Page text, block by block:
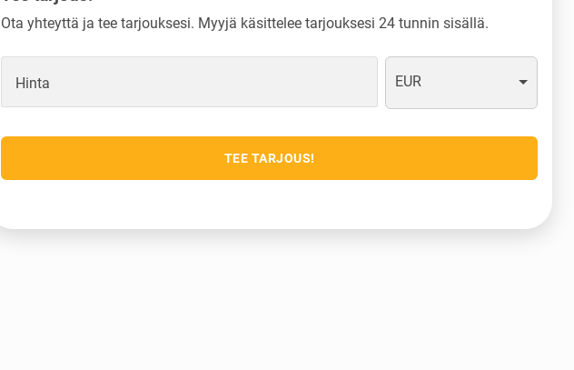
Ota yhteyttä ja tee tarjouksesi. Myyjä käsittelee tarjouksesi 24 tunnin sisällä.
Hinta EUR
TEE TARJOUS!